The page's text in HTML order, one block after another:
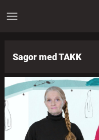
Sagor med TAKK